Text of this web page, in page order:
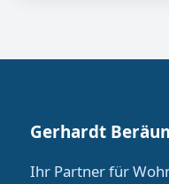
Gerhardt
Ihr Partner für